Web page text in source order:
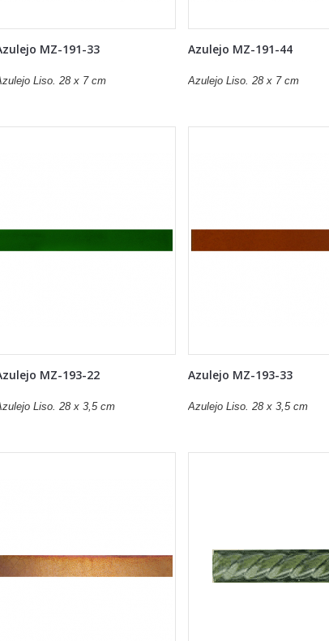
MZ-191-33
Liso. 28 x 7 cm
Azulejo MZ-191-44
Azulejo Liso. 28 x 7 cm
MZ-193-22
Liso. 28 x 3,5 cm
Azulejo MZ-193-33
Azulejo Liso. 28 x 3,5 cm